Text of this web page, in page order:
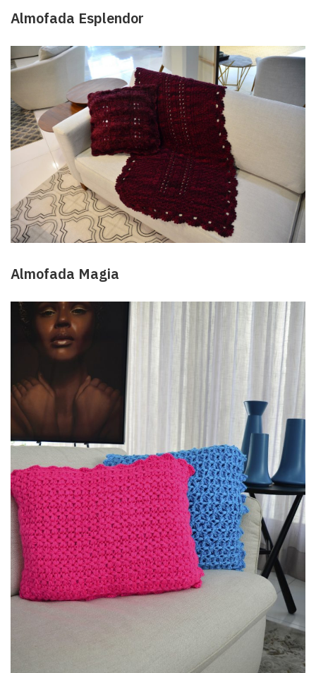
Almofada Esplendor
Almofada Magia